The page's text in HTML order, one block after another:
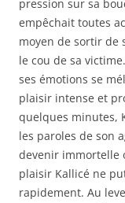
pression sur sa
empêchait toutes
moyen de sortir de
le cou de sa
ses émotions se
plaisir intense et
quelques minutes,
les paroles de son
devenir immortelle
plaisir Kallicé ne
rapidement. Au